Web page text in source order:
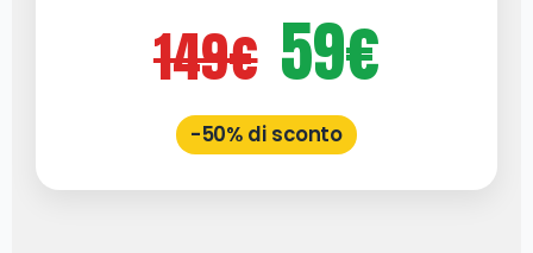
149€ 59€
-50% di sconto